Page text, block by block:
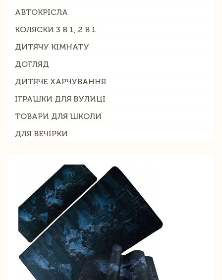
АВТОКРІСЛА
КОЛЯСКИ 3 В 1, 2 В 1
ДИТЯЧУ КІМНАТУ
ДОГЛЯД
ДИТЯЧЕ ХАРЧУВАННЯ
ІГРАШКИ ДЛЯ ВУЛИЦІ
ТОВАРИ ДЛЯ ШКОЛИ
ДЛЯ ВЕЧІРКИ